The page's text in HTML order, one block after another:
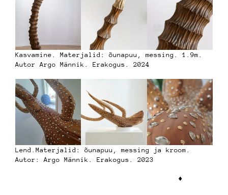
Kasvamine. Materjalid: õunapuu, messing. 1.9m.
Autor Argo Männik. Erakogus. 2024
Lend.Materjalid: õunapuu, messing ja kroom.
Autor: Argo Männik. Erakogus. 2023
♦︎